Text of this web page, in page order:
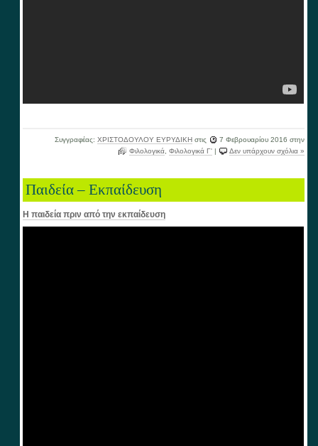
Συγγραφέας: ΧΡΙΣΤΟΔΟΥΛΟΥ ΕΥΡΥΔΙΚΗστις 7 Φεβρουαρίου 2016 στην
Φιλολογικά, Φιλολογικά Γ' | Δεν υπάρχουν σχόλια »
Παιδεία – Εκπαίδευση
Η παιδεία πριν από την εκπαίδευση